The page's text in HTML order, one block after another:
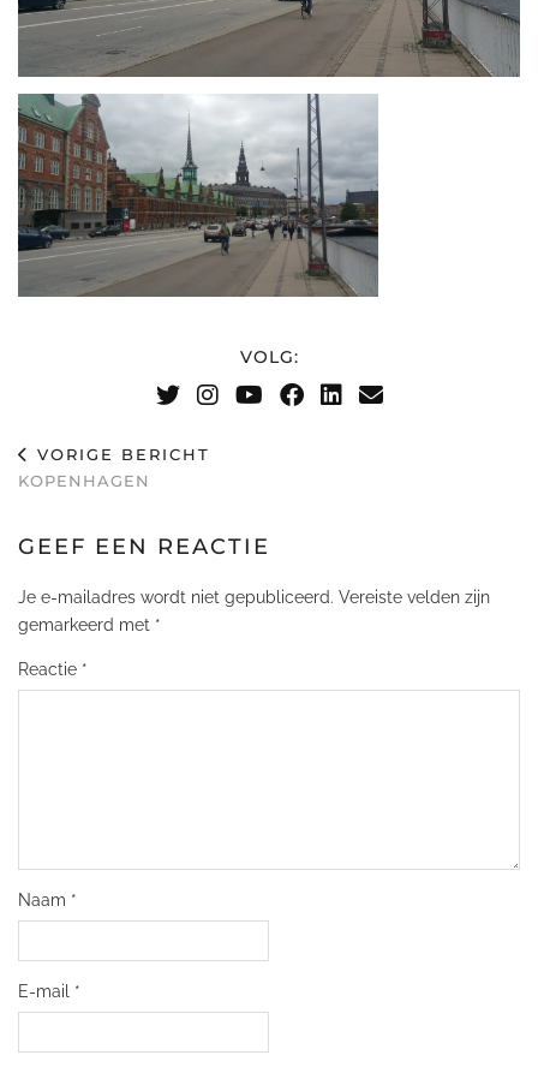
VOLG:
VORIGE BERICHT
KOPENHAGEN
GEEF EEN REACTIE
Je e-mailadres wordt niet gepubliceerd. Vereiste velden zijn
gemarkeerd met *
Reactie *
Naam *
E-mail *